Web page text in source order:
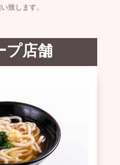
致します。
プ店舗